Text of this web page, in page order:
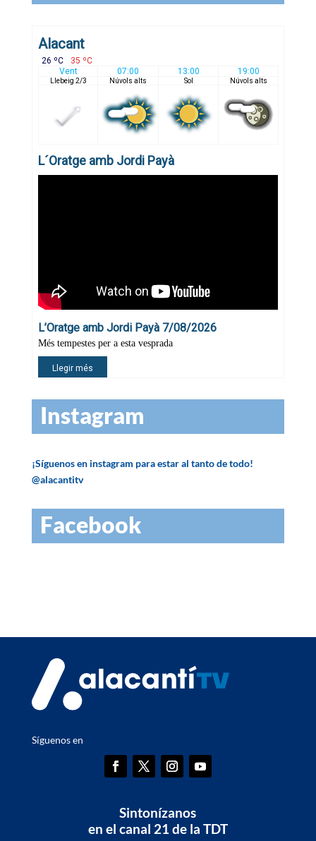
Instagram
¡Síguenos en instagram para estar al tanto de todo!
@alacantitv
Facebook
Síguenos en
Sintonízanos
en el canal 21 de la TDT